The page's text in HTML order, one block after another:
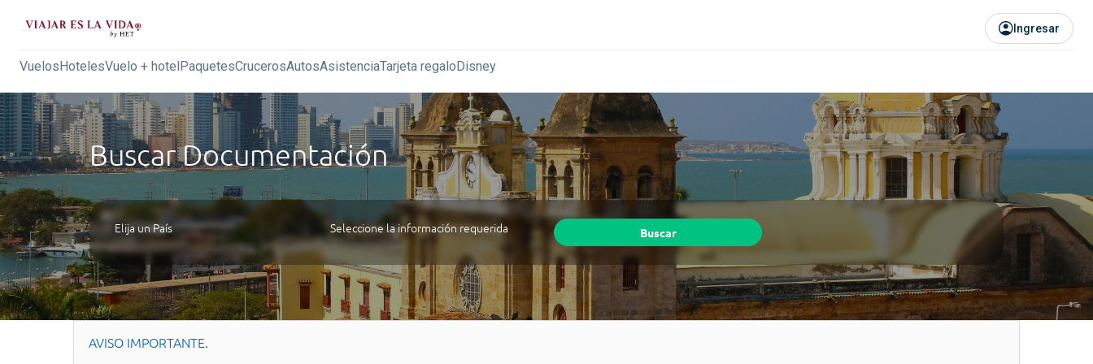
VuelosHotelesVuelo + hotelPaquetesCrucerosAutosAsistenciaTarjeta regaloDisney
Ingresar
BuscarDocumentación
AVISO IMPORTANTE.